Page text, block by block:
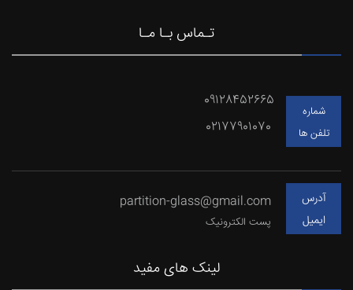
تـماس بـا مـا
شماره
تلفن ها
09128452665
آدرس
ایمیل
پست الکترونیک
لینک های مفید